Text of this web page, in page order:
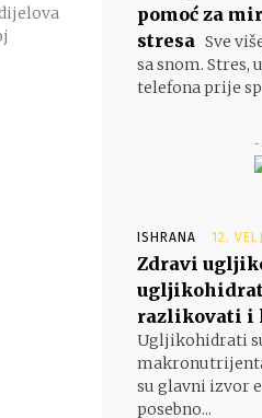
pomoć za
stresa Sve
sa snom. Stres,
telefona prije
-
ISHRANA 12.
Zdravi
razlikovati i
Ugljikohidrati
su glavni izvor
posebno...